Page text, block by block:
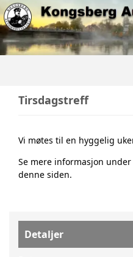
Tirsdagstreff
Vi møtes til en hyggelig
Se mere informasjon
denne siden.
Detaljer